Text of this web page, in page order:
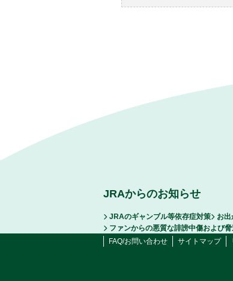
JRAからのお知らせ
JRAのギャンブル等依存症対策 お
ファンからの悪質な誹謗中傷および
FAQ/お問い合わせ
サイトマップ